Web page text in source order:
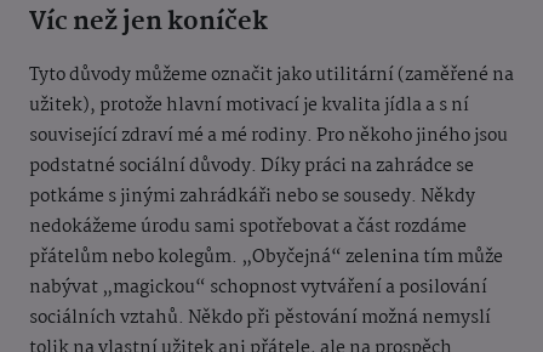
Víc než jen koníček
Tyto důvody můžeme označit jako utilitární (zaměřené na
užitek), protože hlavní motivací je kvalita jídla a s ní
související zdraví mé a mé rodiny. Pro někoho jiného jsou
podstatné sociální důvody. Díky práci na zahrádce se
potkáme s jinými zahrádkáři nebo se sousedy. Někdy
nedokážeme úrodu sami spotřebovat a část rozdáme
přátelům nebo kolegům. „Obyčejná“ zelenina tím může
nabývat „magickou“ schopnost vytváření a posilování
sociálních vztahů. Někdo při pěstování možná nemyslí